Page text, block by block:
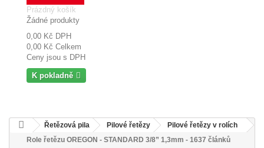
Prázdný košík
Žádné produkty
0,00 Kč DPH
0,00 Kč Celkem
Ceny jsou s DPH
K pokladně
Řetězová pila Pilové řetězy
Pilové řetězy v rolích
Role řetězu OREGON - STANDARD 3/8” 1,3mm - 1637 článků